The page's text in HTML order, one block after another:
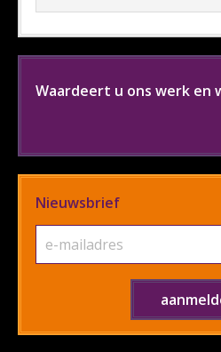
Waardeert u ons werk en
Nieuwsbrief